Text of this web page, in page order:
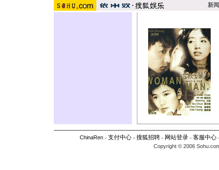
新闻
ChinaRen- 支付中心- 搜狐招聘- 网站登录- 客服中心
Copyright © 2006